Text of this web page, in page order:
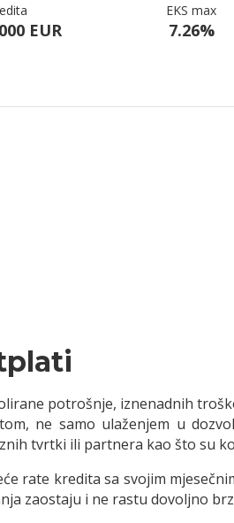
EUR
EKS max
7.26%
potrošnje, iznenadnih
ne samo ulaženjem u
tvrtki ili partnera kao što su
rate kredita sa svojim
zaostaju i ne rastu dovoljno